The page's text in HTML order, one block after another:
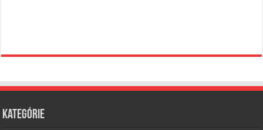
Kategórie